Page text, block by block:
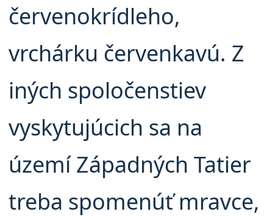
červenokrídleho,
vrchárku červenkavú. Z
iných spoločenstiev
vyskytujúcich sa na
území Západných Tatier
treba spomenúť mravce,